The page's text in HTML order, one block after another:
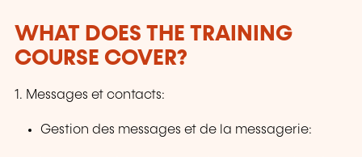
WHAT DOES THE TRAINING
COURSE COVER?
1. Messages et contacts:
Gestion des messages et de la messagerie: